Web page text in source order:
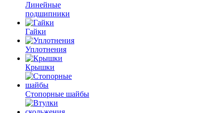
Линейные
подшипники
Гайки
Уплотнения
Крышки
Стопорные шайбы